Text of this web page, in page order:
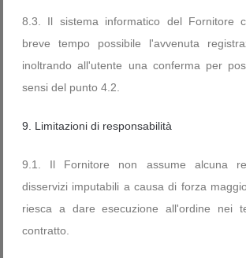
8.3. Il sistema informatico del Fornitore
breve tempo possibile l'avvenuta
inoltrando all'utente una conferma per
sensi del punto 4.2.
9. Limitazioni di responsabilità
9.1. Il Fornitore non assume alcuna
disservizi imputabili a causa di forza
riesca a dare esecuzione all'ordine nei
contratto.